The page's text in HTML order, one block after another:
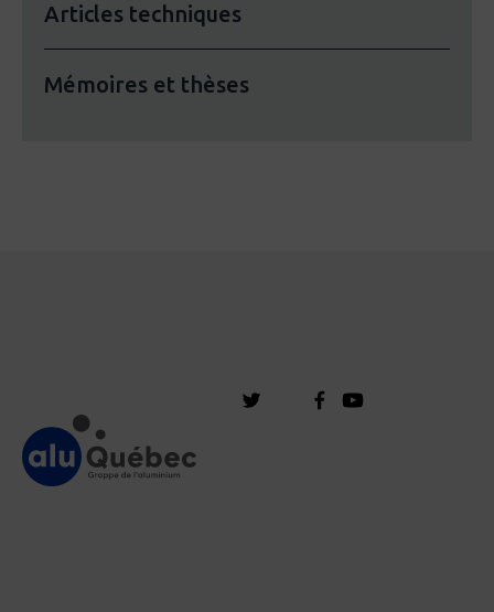
Articles techniques
Mémoires et thèses